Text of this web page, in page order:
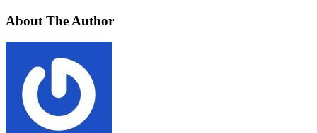
About The Author